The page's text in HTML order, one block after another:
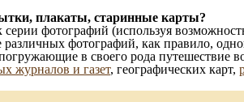
плакаты, старинные карты?
фотографий (используя
фотографий, как правило,
в своего рода путешествие
журналов и газет, географических карт,